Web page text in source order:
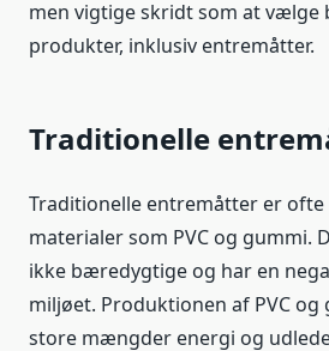
men vigtige skridt som at
produkter, inklusiv entremåtter.
Traditionelle
Traditionelle entremåtter er
materialer som PVC og gummi.
ikke bæredygtige og har en
miljøet. Produktionen af PVC
store mængder energi og